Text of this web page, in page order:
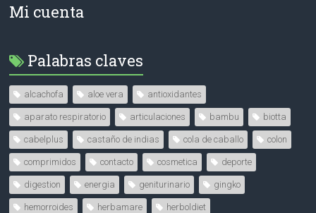
Mi cuenta
Palabras claves
alcachofa aloe vera antioxidantes
aparato respiratorio articulaciones bambu biotta
cabelplus castaño de indias cola de caballo colon
comprimidos contacto cosmetica deporte
digestion energia geniturinario gingko
hemorroides herbamare herboldiet